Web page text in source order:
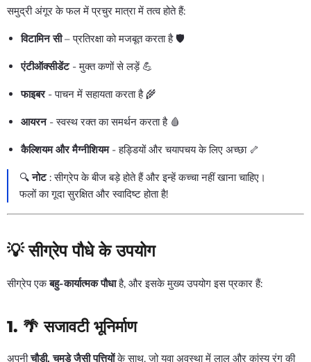
समुद्री अंगूर के फल में प्रचुर मात्रा में तत्व होते हैं:
विटामिन सी– प्रतिरक्षा को मजबूत करता है 🛡️
एंटीऑक्सीडेंट- मुक्त कणों से लड़ें 💪
फाइबर- पाचन में सहायता करता है 🌾
आयरन- स्वस्थ रक्त का समर्थन करता है 🩸
कैल्शियम और मैग्नीशियम- हड्डियों और चयापचय के लिए अच्छा 🦴
🔍नोट: सीग्रेप के बीज बड़े होते हैं और इन्हें कच्चा नहीं खाना चाहिए।
फलों का गूदा सुरक्षित और स्वादिष्ट होता है!
💡 सीग्रेप पौधे के उपयोग
सीग्रेप एकबहु-कार्यात्मक पौधाहै, और इसके मुख्य उपयोग इस प्रकार हैं:
1. 🌴सजावटी भूनिर्माण
अपनीचौड़ी, चमड़े जैसी पत्तियोंके साथ, जो युवा अवस्था में लाल और कांस्य रंग की